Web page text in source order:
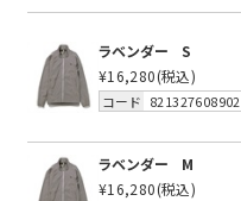
ラベンダー
S
¥16,280(税込)
コード 821327608902
ラベンダー
M
¥16,280(税込)